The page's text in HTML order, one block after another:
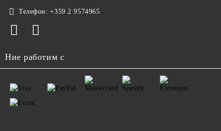
Телефон: +359 2 9574965
Ние работим с